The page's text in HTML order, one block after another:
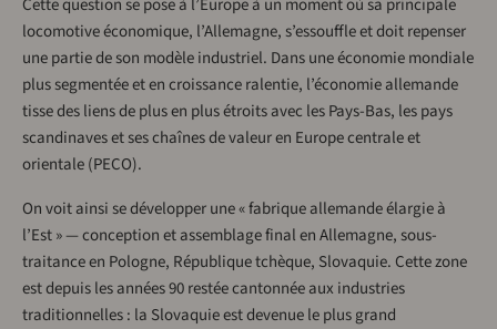
Cette question se pose à l’Europe à un moment où sa principale
locomotive économique, l’Allemagne, s’essouffle et doit repenser
une partie de son modèle industriel. Dans une économie mondiale
plus segmentée et en croissance ralentie, l’économie allemande
tisse des liens de plus en plus étroits avec les Pays-Bas, les pays
scandinaves et ses chaînes de valeur en Europe centrale et
orientale (PECO).
On voit ainsi se développer une « fabrique allemande élargie à
l’Est » — conception et assemblage final en Allemagne, sous-
traitance en Pologne, République tchèque, Slovaquie. Cette zone
est depuis les années 90 restée cantonnée aux industries
traditionnelles : la Slovaquie est devenue le plus grand